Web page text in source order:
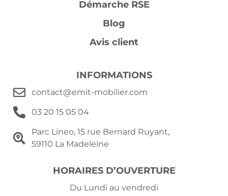
Démarche RSE
Blog
Avis client
INFORMATIONS
contact@emit-mobilier.com
03 20 15 05 04
Parc Lineo, 15 rue Bernard Ruyant,
59110 La Madeleine
HORAIRES D’OUVERTURE
Du Lundi au vendredi